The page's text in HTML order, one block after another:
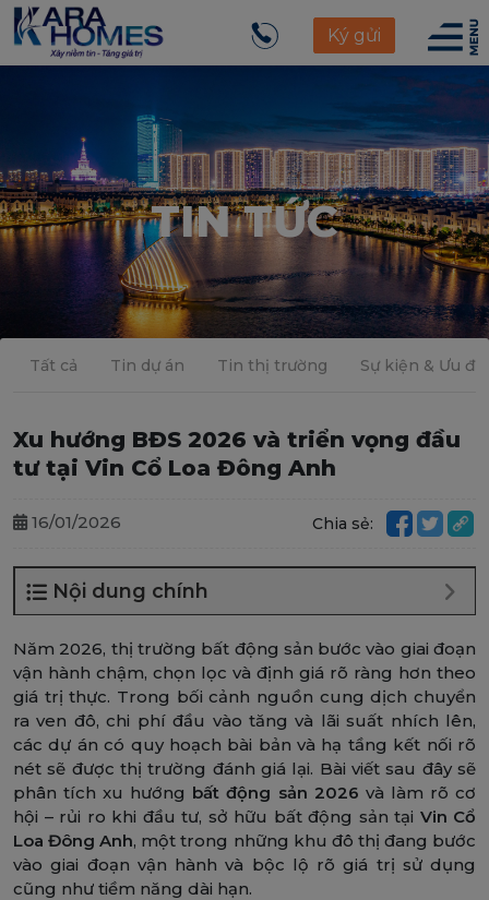
Ký gửi
TIN TỨC
Tất cả Tin dự án Tin thị trường Sự kiện & Ưu đãi
Xu hướng BĐS 2026 và triển vọng đầu
tư tại Vin Cổ Loa Đông Anh
16/01/2026 Chia sẻ:
Nội dung chính
Năm 2026, thị trường bất động sản bước vào giai đoạn
vận hành chậm, chọn lọc và định giá rõ ràng hơn theo
giá trị thực. Trong bối cảnh nguồn cung dịch chuyển
ra ven đô, chi phí đầu vào tăng và lãi suất nhích lên,
các dự án có quy hoạch bài bản và hạ tầng kết nối rõ
nét sẽ được thị trường đánh giá lại. Bài viết sau đây sẽ
phân tích xu hướng bất động sản 2026 và làm rõ cơ
hội – rủi ro khi đầu tư, sở hữu bất động sản tại Vin Cổ
Loa Đông Anh, một trong những khu đô thị đang bước
vào giai đoạn vận hành và bộc lộ rõ giá trị sử dụng
cũng như tiềm năng dài hạn.